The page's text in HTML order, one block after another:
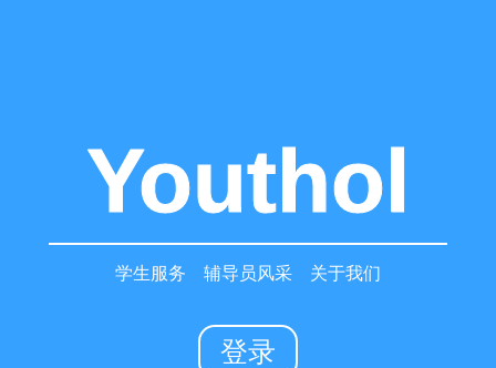
学生服务 辅导员风采 关于我们
登录